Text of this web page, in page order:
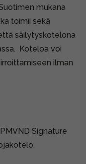
mukana
toimii sekä
säilytyskotelona
Koteloa voi
ilman
Signature